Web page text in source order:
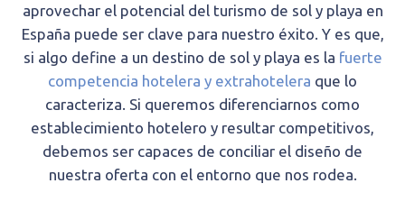
aprovechar el potencial del turismo de sol y playa en
España puede ser clave para nuestro éxito. Y es que,
si algo define a un destino de sol y playa es la fuerte
competencia hotelera y extrahotelera que lo
caracteriza. Si queremos diferenciarnos como
establecimiento hotelero y resultar competitivos,
debemos ser capaces de conciliar el diseño de
nuestra oferta con el entorno que nos rodea.